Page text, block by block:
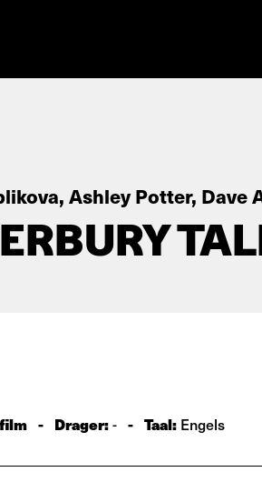
Ashley Potter, Dave
- Drager:- - Taal: Engels